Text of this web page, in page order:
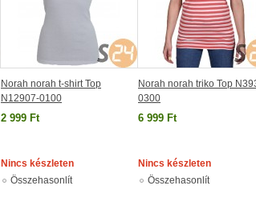
Norah norah t-shirt Top
N12907-0100
2 999 Ft
Nincs készleten
Összehasonlít
Norah norah triko Top
0300
6 999 Ft
Nincs készleten
Összehasonlít